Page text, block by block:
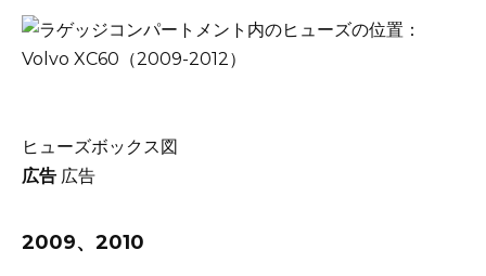
ヒューズボックス図
広告 広告
2009、2010